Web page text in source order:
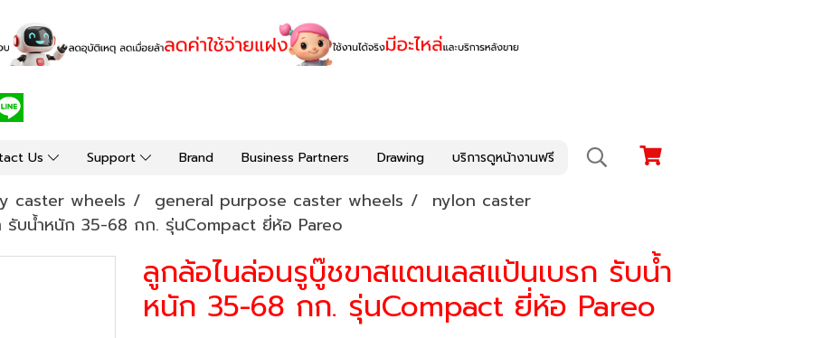
Us Support Brand Business Partners Drawing บริการดูหน้างานฟรี
caster wheels general purpose caster wheels
nylon caster
รับน้ำหนัก 35-68 กก. รุ่นCompact ยี่ห้อ Pareo
ลูกล้อไนล่อนรูบู๊ชขาสแตนเลสแป้นเบรก รับน้ำ
หนัก 35-68 กก. รุ่นCompact ยี่ห้อ Pareo